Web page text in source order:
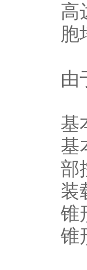
高
胞
由
基
基
部
装
锥
锥